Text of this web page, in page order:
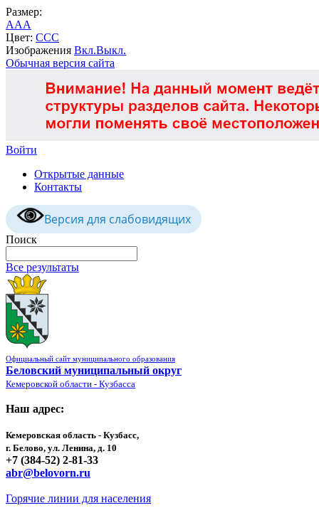
Размер:
AAA
Цвет: CCC
Изображения Вкл.Выкл.
Обычная версия сайта
Войти
Открытые данные
Контакты
Версия для слабовидящих
Поиск
Все результаты
Официальный сайт муниципального образования
Беловский муниципальный округ
Кемеровской области - Кузбасса
Наш адрес:
Кемеровская область - Кузбасс,
г. Белово, ул. Ленина, д. 10
+7 (384-52) 2-81-33
abr@belovorn.ru
Горячие линии для населения